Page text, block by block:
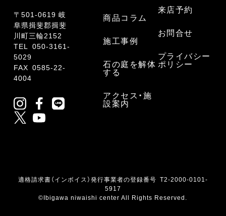
商品コラム
施工事例
石の庭を解体
する
アクセス・施
設案内
来店予約
お問合せ
プライバシー
ポリシー
〒501-0619 岐
阜県揖斐郡揖斐
川町三輪2152
TEL 050-3161-
5029
FAX 0585-22-
4004
適格請求書（インボイス）発行事業者の登録番号 T2-2000-0101-
5917
©Ibigawa niwaishi center All Rights Reserved.